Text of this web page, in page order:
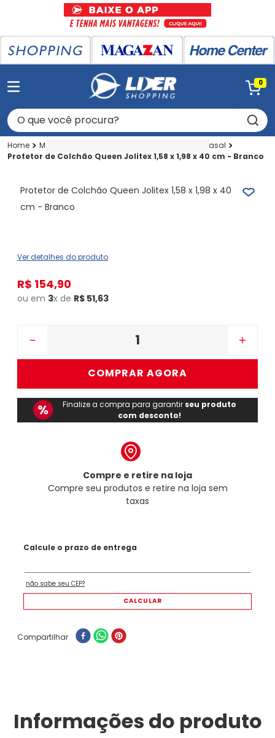
0
O que você procura?
Magazan
Casal
Protetor de Colchão Queen Jolitex 1,58 x 1,98 x 40 cm - Branco
Protetor de Colchão Queen Jolitex 1,58 x 1,98 x 40
cm - Branco
Ver detalhes do produto
R$ 154,90
ou em 3x de R$ 51,63
＋
－
COMPRAR AGORA
Finalize a compra para garantir seu produto
com desconto!
Compre e retire na loja
Compre seu produtos e retire na loja sem
taxas
Compartilhar
Informações do produto